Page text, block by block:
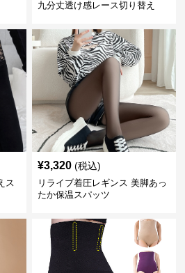
九分丈透け感レース切り替え
ス
¥3,320 (税込)
リライブ着圧レギンス 美脚あっ
たか保温スパッツ